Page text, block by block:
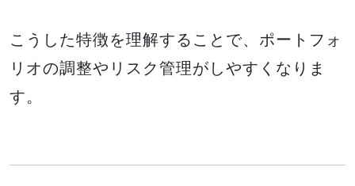
こうした特徴を理解することで、ポートフォ
リオの調整やリスク管理がしやすくなりま
す。